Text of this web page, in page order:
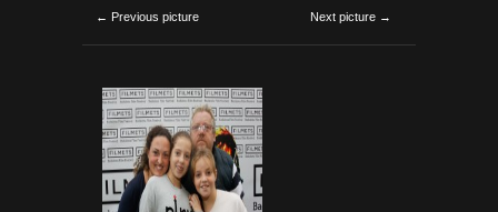
← Previous picture Next picture →